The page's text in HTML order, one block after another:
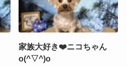
家族大好き❤️ニコちゃん
o(^▽^)o